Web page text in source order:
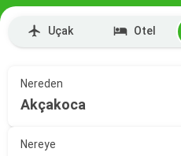
Uçak Otel
Nereden
Akçakoca
Nereye